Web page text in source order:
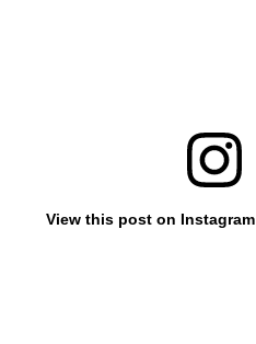
View this post on Instagram